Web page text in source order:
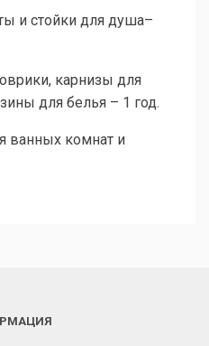
и стойки для душа–
карнизы для
для белья – 1 год.
ванных комнат и